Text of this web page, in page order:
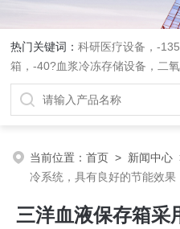
热门关键词：科研医疗设备，-
箱，-40?血浆冷冻存储设备，二
血液冷藏箱，药品冷藏箱；实验
高温恒温培养箱，低温恒温培养
当前位置：首页 > 新闻中心
冷系统，具有良好的节能效果
三洋血液保存箱采